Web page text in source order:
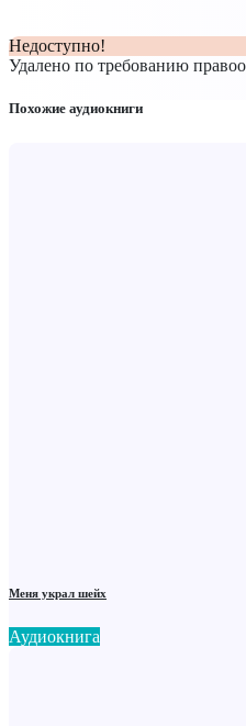
Недоступно!
Удалено по требованию
Похожие аудиокниги
Меня украл шейх
Аудиокнига